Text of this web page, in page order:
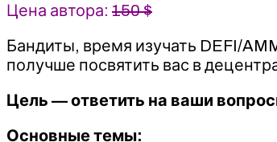
Цена автора: 150 $
Бандиты, время изучать DEFI/
получше посвятить вас в
Цель — ответить на ваши
Основные темы: